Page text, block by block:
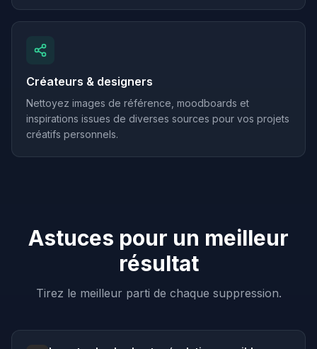
Créateurs & designers
Nettoyez images de référence, moodboards et
inspirations issues de diverses sources pour vos projets
créatifs personnels.
Astuces pour un meilleur
résultat
Tirez le meilleur parti de chaque suppression.